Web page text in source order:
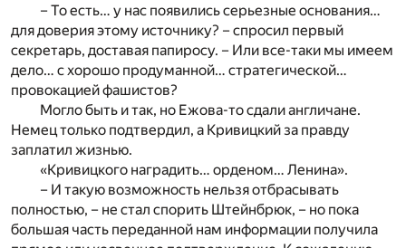
– То есть… у нас появились серьезные основания…
для доверия этому источнику? – спросил первый
секретарь, доставая папиросу. – Или все-таки мы имеем
дело… с хорошо продуманной… стратегической…
провокацией фашистов?
Могло быть и так, но Ежова-то сдали англичане.
Немец только подтвердил, а Кривицкий за правду
заплатил жизнью.
«Кривицкого наградить… орденом… Ленина».
– И такую возможность нельзя отбрасывать
полностью, – не стал спорить Штейнбрюк, – но пока
большая часть переданной нам информации получила